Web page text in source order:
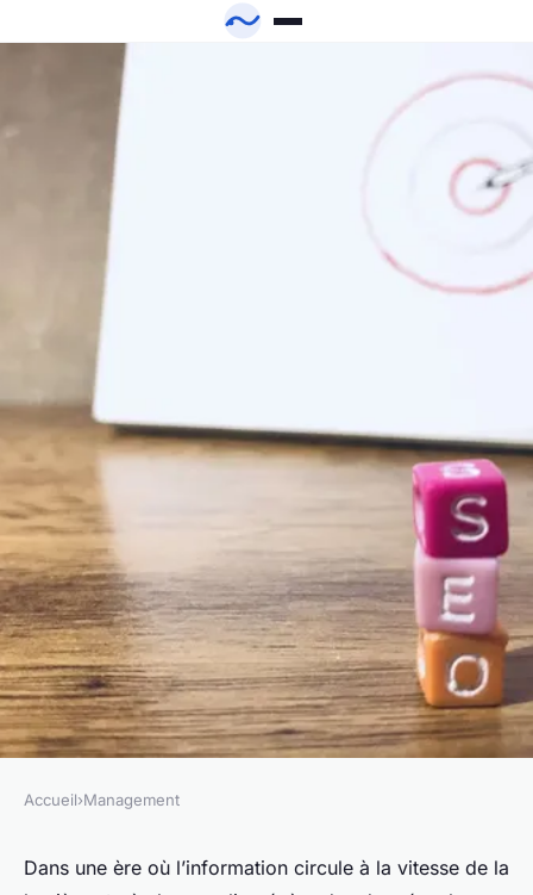
MANAGEMENT
La data au service du
Accueil›Management
Dans une ère où l’information circule à la vitesse de la